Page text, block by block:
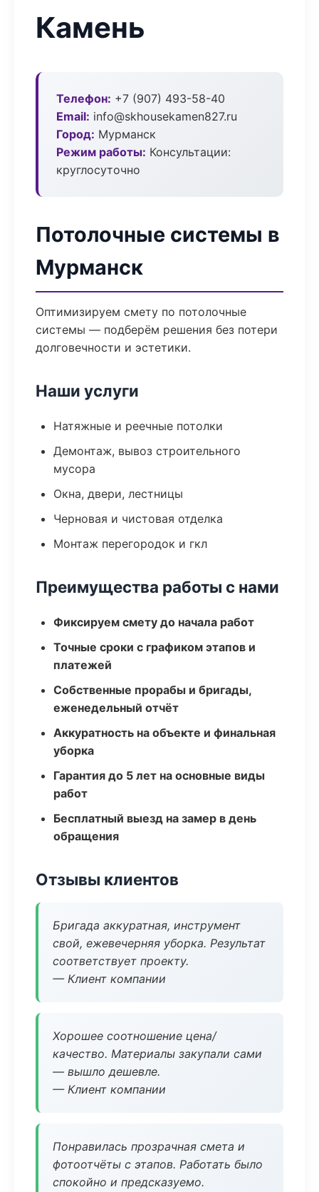
Камень
Телефон: +7 (907) 493-58-40
Email: info@skhousekamen827.ru
Город: Мурманск
Режим работы: Консультации:
круглосуточно
Потолочные системы в
Мурманск
Оптимизируем смету по потолочные
системы — подберём решения без потери
долговечности и эстетики.
Наши услуги
Натяжные и реечные потолки
Демонтаж, вывоз строительного
мусора
Окна, двери, лестницы
Черновая и чистовая отделка
Монтаж перегородок и гкл
Преимущества работы с нами
Фиксируем смету до начала работ
Точные сроки с графиком этапов и
платежей
Собственные прорабы и бригады,
еженедельный отчёт
Аккуратность на объекте и финальная
уборка
Гарантия до 5 лет на основные виды
работ
Бесплатный выезд на замер в день
обращения
Отзывы клиентов
Бригада аккуратная, инструмент
свой, ежевечерняя уборка. Результат
соответствует проекту.
— Клиент компании
Хорошее соотношение цена/
качество. Материалы закупали сами
— вышло дешевле.
— Клиент компании
Понравилась прозрачная смета и
фотоотчёты с этапов. Работать было
спокойно и предсказуемо.